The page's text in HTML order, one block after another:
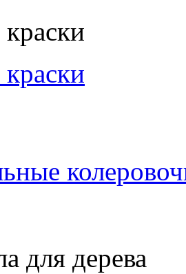
для дерева